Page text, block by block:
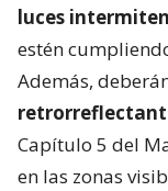
luces
estén
Además,
Capítulo 5 del
en las zonas